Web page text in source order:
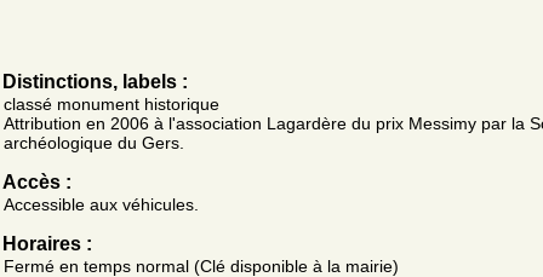
Distinctions, labels :
classé monument historique
Attribution en 2006 à l'association Lagardère du prix Messimy par la
archéologique du Gers.
Accès :
Accessible aux véhicules.
Horaires :
Fermé en temps normal (Clé disponible à la mairie)